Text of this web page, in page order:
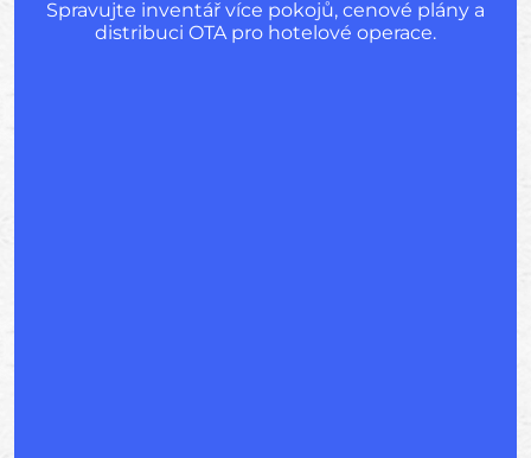
Spravujte inventář více pokojů, cenové plány a
distribuci OTA pro hotelové operace.